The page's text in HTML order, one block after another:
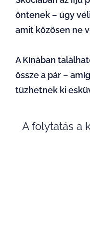
öntenek – úgy
amit közösen ne
A Kínában
össze a pár –
tűzhetnek ki
A folytatás a